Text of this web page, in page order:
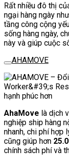
Rất nhiều đô thị
ngại hàng ngày
tầng công cộng
sống hàng ngày,
này và giúp cuộc
AHAMOVE
AhaMove là dịch
nghiệp ship hàng
nhanh, chi phí hợp
cũng giúp hơn
chính sách phí và